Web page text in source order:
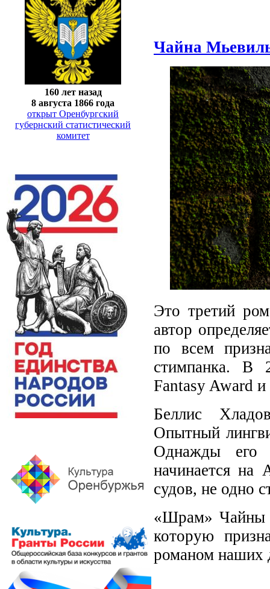
160 лет назад
8 августа 1866 года
открыт Оренбургский
губернский статистический
комитет
Чайна
Это третий
автор
по всем
стимпанка. В
Fantasy Award
Беллис
Опытный
Однажды его
начинается на
судов, не одно
«Шрам» Чайны
которую
романом наших